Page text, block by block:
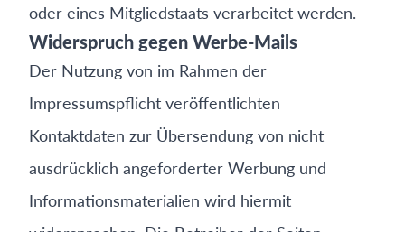
oder eines Mitgliedstaats verarbeitet werden.
Widerspruch gegen Werbe-Mails
Der Nutzung von im Rahmen der
Impressumspflicht veröffentlichten
Kontaktdaten zur Übersendung von nicht
ausdrücklich angeforderter Werbung und
Informationsmaterialien wird hiermit